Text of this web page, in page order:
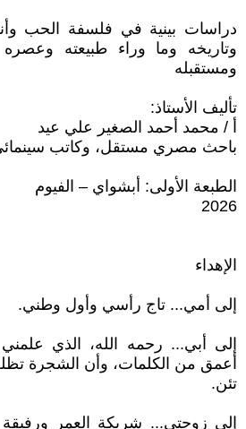
دراسات بينية في فلسفة الحب
وتاريخه وما وراء طبيعته وعصره
ومستقبله
تأليف الأستاذ:
أ / محمد أحمد الصغير علي عيد
باحث مصري مستقل، وكاتب
الطبعة الأولى: أبشواي – الفيوم
2026
الإهداء
إلى أمي... تاج رأسي وأول وطني.
إلى أبي... رحمه الله، الذي
أعمق من الكلمات، وأن الشجرة
تئن.
إلى زوجتي... شريكة العمر ورفيقة